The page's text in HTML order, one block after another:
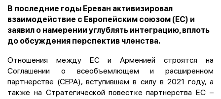
В последние годы Ереван активизировал
взаимодействие с Европейским союзом (ЕС) и
заявил о намерении углублять интеграцию, вплоть
до обсуждения перспектив членства.
Отношения между ЕС и Арменией строятся на
Соглашении о всеобъемлющем и расширенном
партнерстве (CEPA), вступившем в силу в 2021 году, а
также на Стратегической повестке партнерства ЕС –